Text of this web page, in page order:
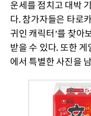
운세를 점치고 대박
다. 참가자들은 타로
귀인 캐릭터’를 찾아
받을 수 있다. 또한
에서 특별한 사진을